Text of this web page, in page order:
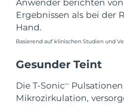
Anwender berichten von
Ergebnissen als bei der
Hand.
Basierend auf klinischen Studien und
Gesunder Teint
Die T-SonicTM
Mikrozirkulation,
Saudi-Arabien
Singapur
Slowakei
Slowenien